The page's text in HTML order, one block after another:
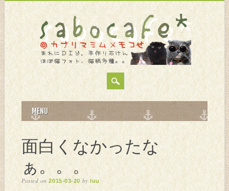
MAIN MENU
to
content
MENU
面白くなかったな
ぁ。。。
Posted on2015-03-20 byluu